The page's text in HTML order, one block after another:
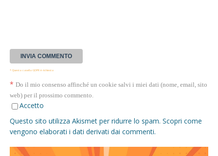
* Questa casella GDPR è richiesta
* Do il mio consenso affinché un cookie salvi i miei dati (nome, email, sito
web) per il prossimo commento.
Accetto
Questo sito utilizza Akismet per ridurre lo spam. Scopri come
vengono elaborati i dati derivati dai commenti.